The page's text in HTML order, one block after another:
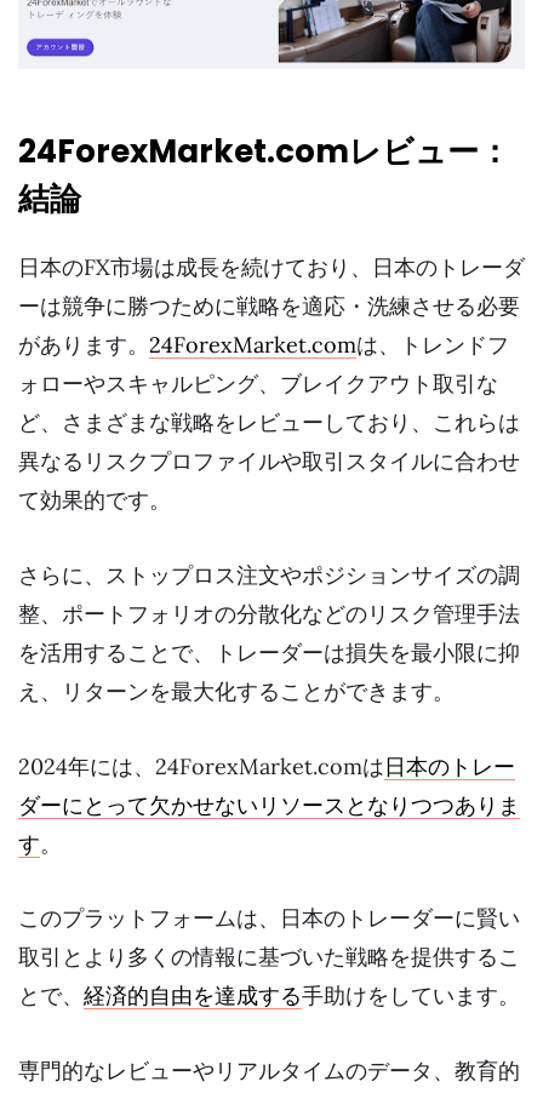
24ForexMarket.comレビュー：
結論
日本のFX市場は成長を続けており、日本のトレーダ
ーは競争に勝つために戦略を適応・洗練させる必要
があります。 24ForexMarket.comは、トレンドフ
ォローやスキャルピング、ブレイクアウト取引な
ど、さまざまな戦略をレビューしており、これらは
異なるリスクプロファイルや取引スタイルに合わせ
て効果的です。
さらに、ストップロス注文やポジションサイズの調
整、ポートフォリオの分散化などのリスク管理手法
を活用することで、トレーダーは損失を最小限に抑
え、リターンを最大化することができます。
2024年には、24ForexMarket.comは日本のトレー
ダーにとって欠かせないリソースとなりつつありま
す。
このプラットフォームは、日本のトレーダーに賢い
取引とより多くの情報に基づいた戦略を提供するこ
とで、 経済的自由を達成する手助けをしています。
専門的なレビューやリアルタイムのデータ、教育的